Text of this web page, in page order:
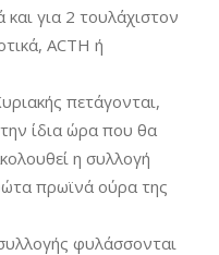
για 2 τουλάχιστον
ACTH ή
πετάγονται,
ίδια ώρα που θα
η συλλογή
πρωϊνά ούρα της
φυλάσσονται